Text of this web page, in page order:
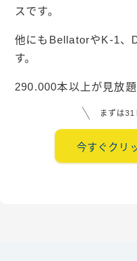
スです。
他にもBellatorやK-1、
す。
290.000本以上が見放
まずは
今すぐクリ